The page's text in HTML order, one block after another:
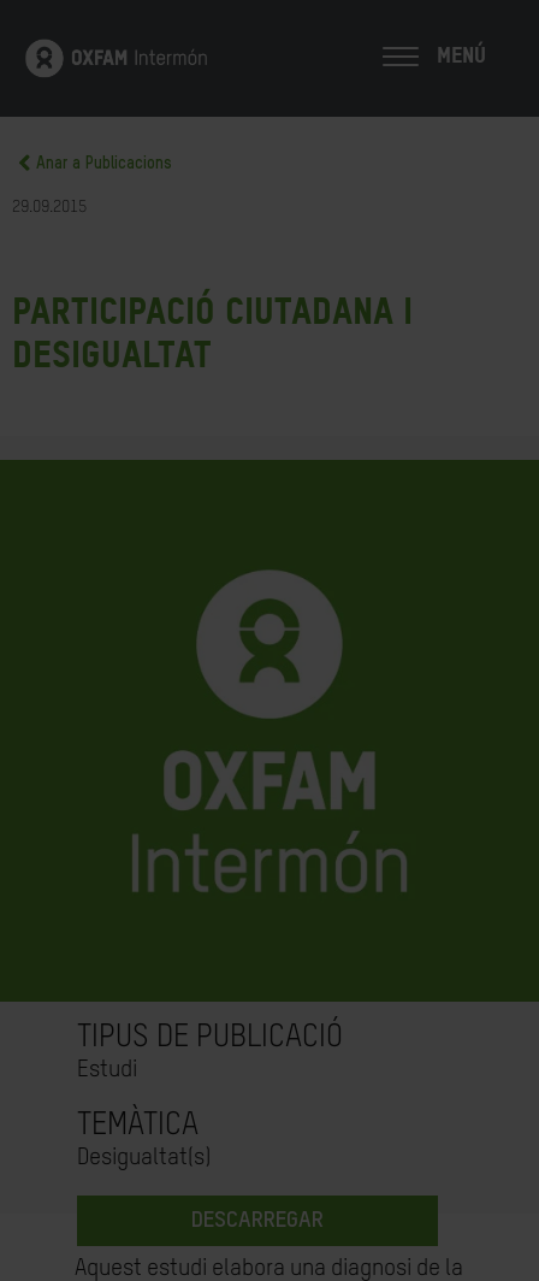
MENÚ
Anar a Publicacions
29.09.2015
Participació ciutadana i
desigualtat
TIPUS DE PUBLICACIÓ
Estudi
TEMÀTICA
Desigualtat(s)
DESCARREGAR
Aquest estudi elabora una diagnosi de la